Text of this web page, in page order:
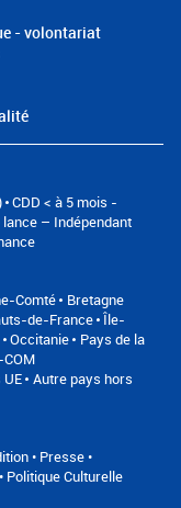
- volontariat
CDD < à 5 mois -
lance – Indépendant
Comté
Bretagne
de-France Île-
Occitanie
Pays de la
COM
Autre pays hors
• Presse •
Politique Culturelle